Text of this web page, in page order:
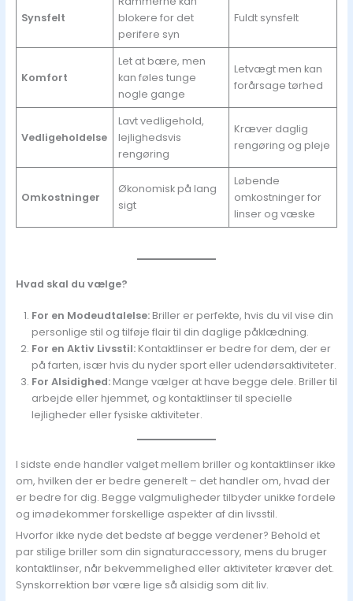
Synsfelt
blokere for det
perifere syn
Fuldt synsfelt
Komfort
Let at bære, men
kan føles tunge
nogle gange
Letvægt men kan
forårsage tørhed
Vedligeholdelse
Lavt vedligehold,
lejlighedsvis
rengøring
Kræver daglig
rengøring og pleje
Omkostninger
Økonomisk på lang
sigt
Løbende
omkostninger for
linser og væske
Hvad skal du vælge?
For en Modeudtalelse:Briller er perfekte, hvis du vil vise din
personlige stil og tilføje flair til din daglige påklædning.
For en Aktiv Livsstil:Kontaktlinser er bedre for dem, der er
på farten, især hvis du nyder sport eller udendørsaktiviteter.
For Alsidighed:Mange vælger at have begge dele. Briller til
arbejde eller hjemmet, og kontaktlinser til specielle
lejligheder eller fysiske aktiviteter.
I sidste ende handler valget mellem briller og kontaktlinser ikke
om, hvilken der er bedre generelt – det handler om, hvad der
er bedre for dig. Begge valgmuligheder tilbyder unikke fordele
og imødekommer forskellige aspekter af din livsstil.
Hvorfor ikke nyde det bedste af begge verdener? Behold et
par stilige briller som din signaturaccessory, mens du bruger
kontaktlinser, når bekvemmelighed eller aktiviteter kræver det.
Synskorrektion bør være lige så alsidig som dit liv.